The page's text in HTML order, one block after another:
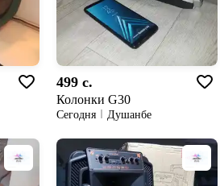
499 c.
Колонки G30
Сегодня Душанбе